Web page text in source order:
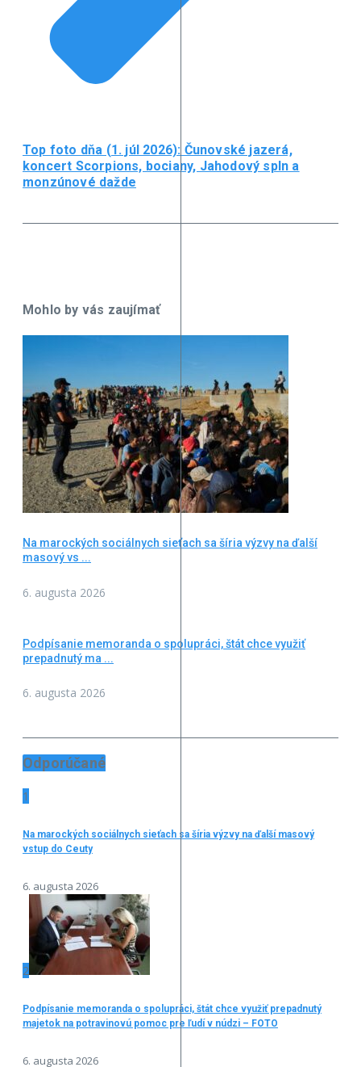
Top foto dňa (1. júl 2026): Čunovské jazerá,
koncert Scorpions, bociany, Jahodový spln a
monzúnové dažde
Mohlo by vás zaujímať
Na marockých sociálnych sieťach sa šíria výzvy na ďalší
masový vs ...
6. augusta 2026
Podpísanie memoranda o spolupráci, štát chce využiť
prepadnutý ma ...
6. augusta 2026
Odporúčané
1
Na marockých sociálnych sieťach sa šíria výzvy na ďalší masový
vstup do Ceuty
6. augusta 2026
2
Podpísanie memoranda o spolupráci, štát chce využiť prepadnutý
majetok na potravinovú pomoc pre ľudí v núdzi – FOTO
6. augusta 2026